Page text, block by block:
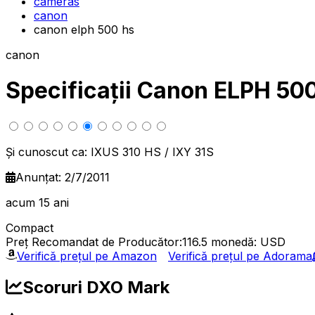
canon
canon elph 500 hs
canon
Specificații Canon ELPH
Și cunoscut ca: IXUS 310 HS / IXY 31S
Anunțat: 2/7/2011
acum 15 ani
Compact
Preț Recomandat de Producător:116.5 monedă: USD
Verifică prețul pe Amazon
Verifică prețul pe Adorama
Scoruri DXO Mark